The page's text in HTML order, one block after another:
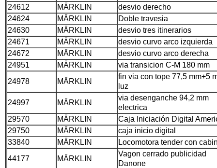
24612
MÄRKLIN
desvio derecho
24624
MÄRKLIN
Doble travesia
24630
MÄRKLIN
desvio tres itinerarios
24671
MÄRKLIN
desvio curvo arco izquierda
24672
MÄRKLIN
desvio curvo arco derecha
24951
MÄRKLIN
via transicion C-M 180 mm
24978
MÄRKLIN
fin via con tope 77,5 mm+5
luz
24997
MÄRKLIN
via desenganche 94,2 mm
electrica
29570
MÄRKLIN
Caja Iniciación Digital
29750
MÄRKLIN
caja inicio digital
33840
MÄRKLIN
Locomotora tender con
44177
MÄRKLIN
Vagon cerrado publicidad
Danone